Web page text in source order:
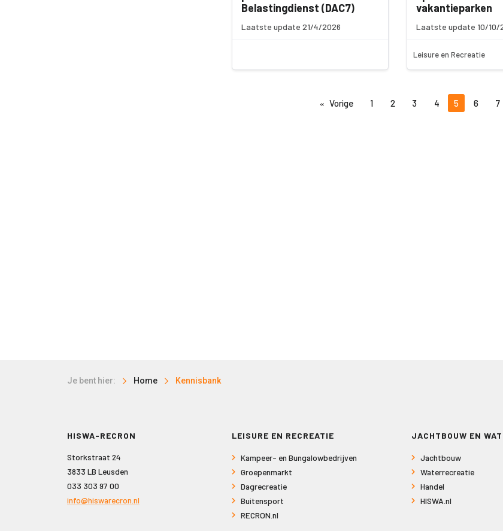
Belastingdienst (DAC7)
Laatste update 21/4/2026
vakantieparken
Laatste update 10/10/
Leisure en Recreatie
Vorige 1 2 3 4 5 6 7
Je bent hier: Home Kennisbank
HISWA-RECRON
Storkstraat 24
3833 LB Leusden
033 303 97 00
info@hiswarecron.nl
LEISURE EN RECREATIE
Kampeer- en Bungalowbedrijven
Groepenmarkt
Dagrecreatie
Buitensport
RECRON.nl
JACHTBOUW EN
Jachtbouw
Waterrecreatie
Handel
HISWA.nl